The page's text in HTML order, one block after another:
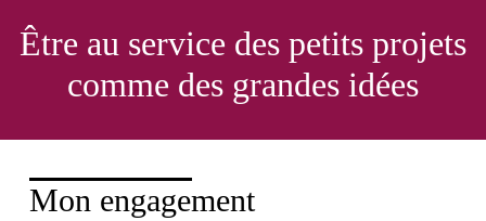
Simine Namdar ∙ Conseillère en
communication
Être au service des petits projets
comme des grandes idées
Mon engagement